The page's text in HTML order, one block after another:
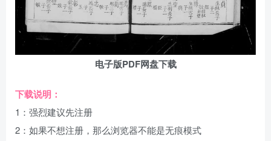
电子版PDF网盘下载
下载说明：
1：强烈建议先注册
2：如果不想注册，那么浏览器不能是无痕模式